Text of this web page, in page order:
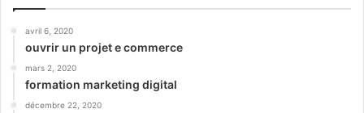
avril 6, 2020
ouvrir un projet e commerce
mars 2, 2020
formation marketing digital
décembre 22, 2020